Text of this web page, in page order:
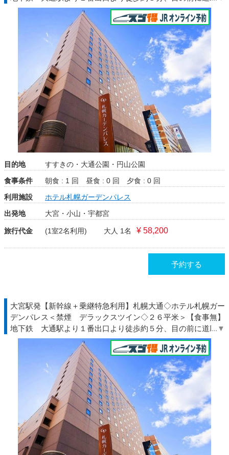
エンジョイ◇ＪＲきっぷ駅受取
目的地
すすきの・大通公園・円山公園
食事条件
朝食 : 1 回 昼食 : 0 回
夕食 : 0 回
利用施設
ホテル札幌ガーデンパレス
出発地
大宮・小山・宇都宮
旅行代金 (1室2名利用) 大人 1名 ¥ 58,200
予約する
大宮駅発【新幹線＋乗継特急利用】札幌大通◇ホテル札幌ガー
デンパレス＜禁煙 デラックスツイン◇２６平米＞【食事無】
地下鉄 大通駅より１番出口より徒歩約５分、目の前に道庁◆
エンジョイ◇ＪＲきっぷ駅受取